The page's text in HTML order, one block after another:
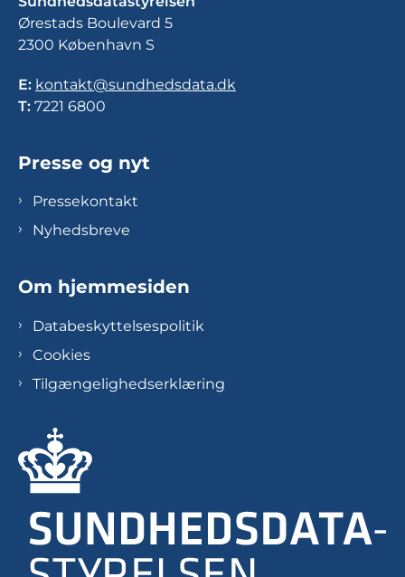
Ørestads Boulevard 5
2300 København S
E: kontakt@sundhedsdata.dk
T: 7221 6800
Presse og nyt
Pressekontakt
Nyhedsbreve
Om hjemmesiden
Databeskyttelsespolitik
Cookies
Tilgængelighedserklæring